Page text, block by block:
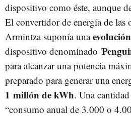
dispositivo como éste, aunque
El convertidor de energía de las
Armintza suponía unaevolución
dispositivo denominado '
para alcanzar una potencia
preparado para generar una
1 millón de kWh. Una
“consumo anual de 3.000 o